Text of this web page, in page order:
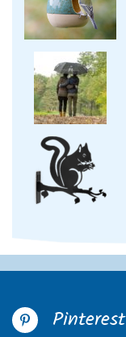
Pinterest